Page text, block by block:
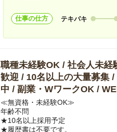
仕事の仕方 テキパキ
職種未経験OK / 社会人未
歓迎 / 10名以上の大量募集
中 / 副業・WワークOK /
≪無資格・未経験OK≫
年齢不問
★10名以上採用予定
★履歴書は不要です。